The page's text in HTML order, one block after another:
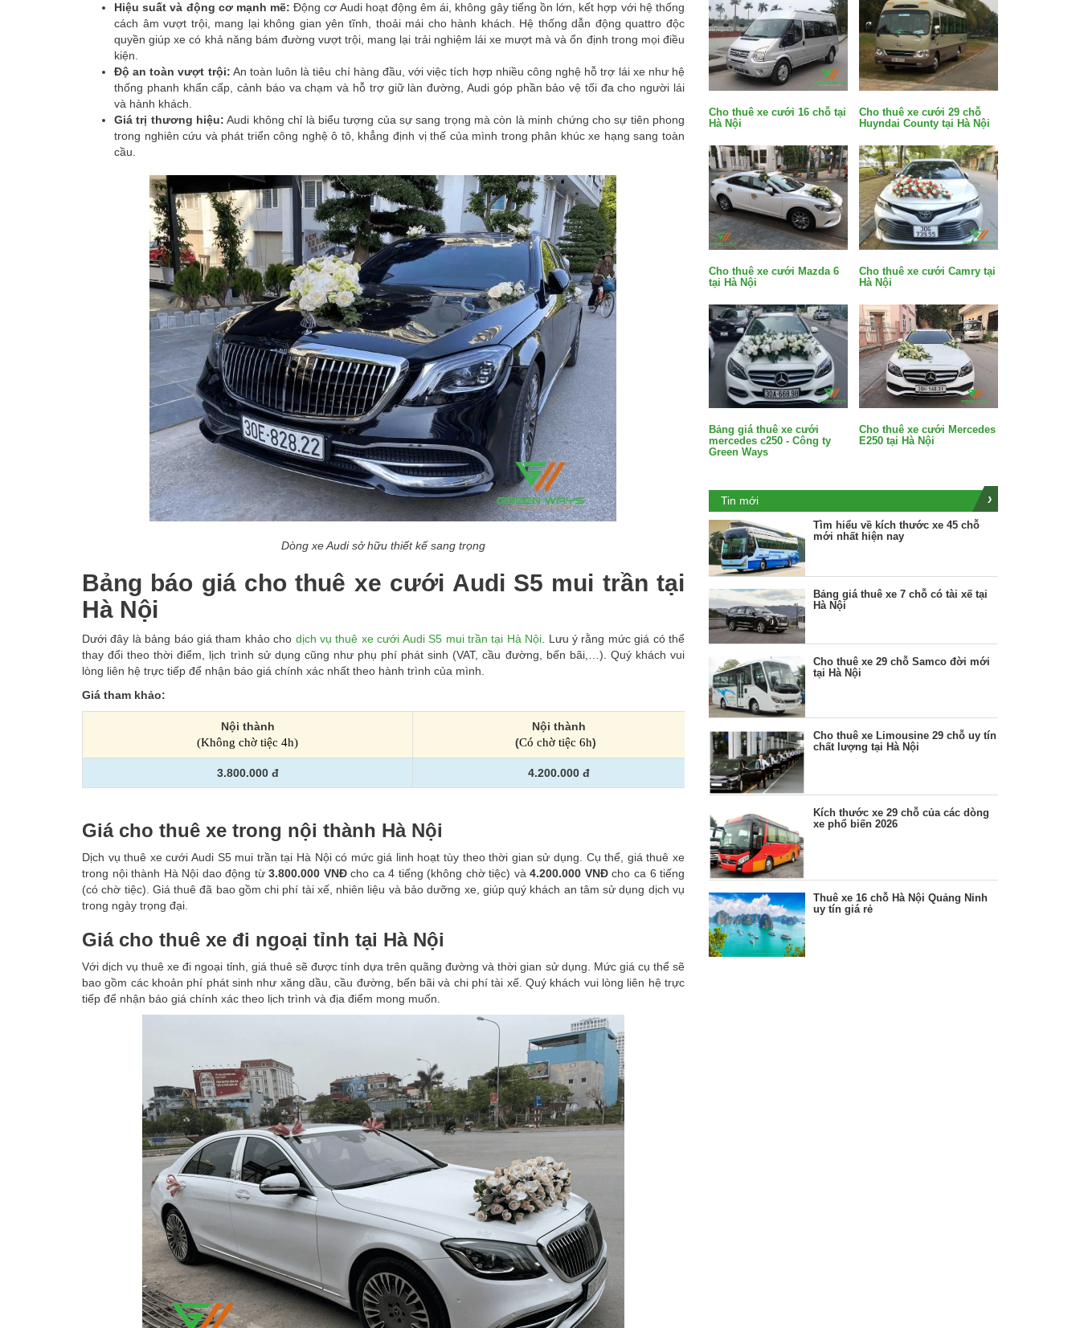
Hiệu suất và động cơ mạnh mẽ: Động cơ Audi hoạt động êm ái, không gây tiếng ồn lớn, kết hợp với hệ thống
cách âm vượt trội, mang lại không gian yên tĩnh, thoải mái cho hành khách. Hệ thống dẫn động quattro độc
quyền giúp xe có khả năng bám đường vượt trội, mang lại trải nghiệm lái xe mượt mà và ổn định trong mọi điều
kiện.
Độ an toàn vượt trội: An toàn luôn là tiêu chí hàng đầu, với việc tích hợp nhiều công nghệ hỗ trợ lái xe như hệ
thống phanh khẩn cấp, cảnh báo va chạm và hỗ trợ giữ làn đường, Audi góp phần bảo vệ tối đa cho người lái
và hành khách.
Giá trị thương hiệu: Audi không chỉ là biểu tượng của sự sang trọng mà còn là minh chứng cho sự tiên phong
trong nghiên cứu và phát triển công nghệ ô tô, khẳng định vị thế của mình trong phân khúc xe hạng sang toàn
cầu.
Dòng xe Audi sở hữu thiết kế sang trọng
Bảng báo giá cho thuê xe cưới Audi S5 mui trần tại
Hà Nội
Dưới đây là bảng báo giá tham khảo cho dịch vụ thuê xe cưới Audi S5 mui trần tại Hà Nội. Lưu ý rằng mức giá có thể
thay đổi theo thời điểm, lịch trình sử dụng cũng như phụ phí phát sinh (VAT, cầu đường, bến bãi,…). Quý khách vui
lòng liên hệ trực tiếp để nhận báo giá chính xác nhất theo hành trình của mình.
Giá tham khảo:
Nội thành
(Không chờ tiệc 4h)
Nội thành
(Có chờ tiệc 6h)
3.800.000 đ 4.200.000 đ
Giá cho thuê xe trong nội thành Hà Nội
Dịch vụ thuê xe cưới Audi S5 mui trần tại Hà Nội có mức giá linh hoạt tùy theo thời gian sử dụng. Cụ thể, giá thuê xe
trong nội thành Hà Nội dao động từ3.800.000 VNĐcho ca 4 tiếng (không chờ tiệc) và4.200.000 VNĐcho ca 6 tiếng
(có chờ tiệc). Giá thuê đã bao gồm chi phí tài xế, nhiên liệu và bảo dưỡng xe, giúp quý khách an tâm sử dụng dịch vụ
trong ngày trọng đại.
Giá cho thuê xe đi ngoại tỉnh tại Hà Nội
Với dịch vụ thuê xe đi ngoại tỉnh, giá thuê sẽ được tính dựa trên quãng đường và thời gian sử dụng. Mức giá cụ thể sẽ
bao gồm các khoản phí phát sinh như xăng dầu, cầu đường, bến bãi và chi phí tài xế. Quý khách vui lòng liên hệ trực
tiếp để nhận báo giá chính xác theo lịch trình và địa điểm mong muốn.
Cho thuê xe cưới 16 chỗ tại
Hà Nội
Cho thuê xe cưới 29 chỗ
Huyndai County tại Hà Nội
Cho thuê xe cưới Mazda 6
tại Hà Nội
Cho thuê xe cưới Camry tại
Hà Nội
Bảng giá thuê xe cưới
mercedes c250 - Công ty
Green Ways
Cho thuê xe cưới Mercedes
E250 tại Hà Nội
Tin mới
Tìm hiểu về kích thước xe 45 chỗ
mới nhất hiện nay
Bảng giá thuê xe 7 chỗ có tài xế tại
Hà Nội
Cho thuê xe 29 chỗ Samco đời mới
tại Hà Nội
Cho thuê xe Limousine 29 chỗ uy tín
chất lượng tại Hà Nội
Kích thước xe 29 chỗ của các dòng
xe phổ biến 2026
Thuê xe 16 chỗ Hà Nội Quảng Ninh
uy tín giá rẻ